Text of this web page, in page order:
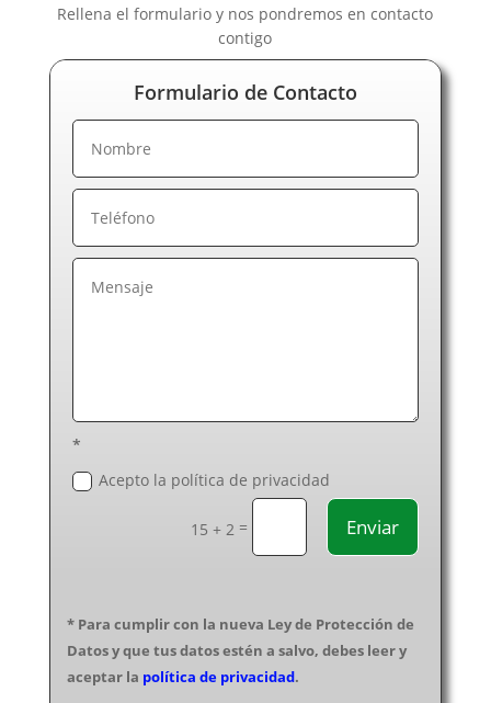
Electricistas Huelva
Electricistas Jaén
Electricistas La Rioja
Electricistas Las Palmas de Gran Canaria
Electricistas León
Electricistas Lérida
Electricistas Lugo
Electricistas Madrid
Electricistas Murcia
Electricistas Pontevedra
Electricistas Salamanca
Electricistas Segovia
Electricistas Teruel
Electricistas Toledo
Electricistas Valencia
Rellena el formulario y nos pondremos en contacto
contigo
Formulario de Contacto
*
Acepto la política de privacidad
15 + 2 = Enviar
* Para cumplir con la nueva Ley de Protección de
Datos y que tus datos estén a salvo, debes leer y
aceptar la política de privacidad.